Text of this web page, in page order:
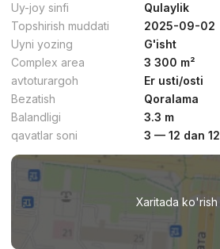
Uy-joy sinfi
Qulaylik
Topshirish muddati
2025-09-02
Uyni yozing
G'isht
Complex area
3 300 m²
avtoturargoh
Er usti/osti
Bezatish
Qoralama
Balandligi
3.3 m
qavatlar soni
3 — 12 dan 12
Xaritada ko'rish